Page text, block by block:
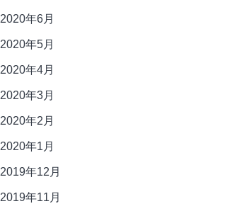
2020年6月
2020年5月
2020年4月
2020年3月
2020年2月
2020年1月
2019年12月
2019年11月